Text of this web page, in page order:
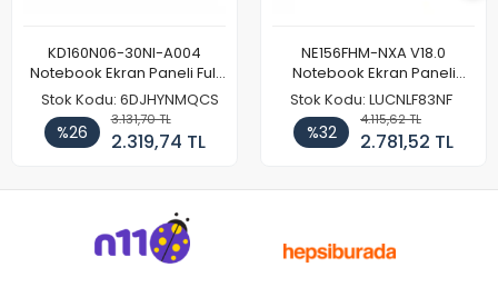
KD160N06-30NI-A004
Notebook Ekran Paneli Full
HD
Stok Kodu: 6DJHYNMQCS
%26
3.131,70 TL
2.319,74 TL
NE156FHM-NXA V18.0
Notebook Ekran Paneli
144Hz
Stok Kodu: LUCNLF83NF
%32
4.115,62 TL
2.781,52 TL